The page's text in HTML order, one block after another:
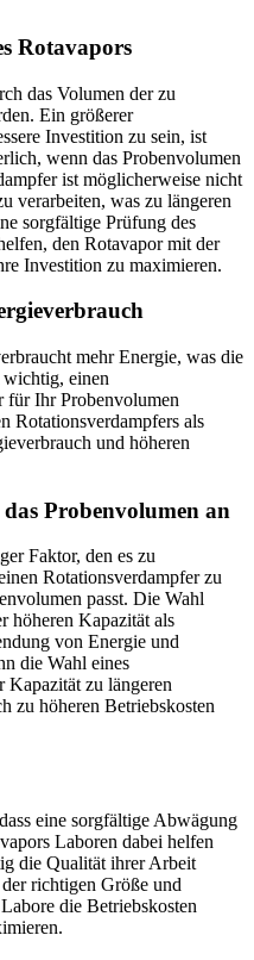
Rotavapors
das Volumen der zu
Ein größerer
Investition zu sein, ist
wenn das Probenvolumen
ist möglicherweise nicht
verarbeiten, was zu längeren
sorgfältige Prüfung des
den Rotavapor mit der
Investition zu maximieren.
mehr Energie, was die
wichtig, einen
für Ihr Probenvolumen
Rotationsverdampfers als
und höheren
Probenvolumen an
Faktor, den es zu
Rotationsverdampfer zu
passt. Die Wahl
höheren Kapazität als
von Energie und
die Wahl eines
Kapazität zu längeren
zu höheren Betriebskosten
eine sorgfältige Abwägung
Laboren dabei helfen
die Qualität ihrer Arbeit
richtigen Größe und
die Betriebskosten